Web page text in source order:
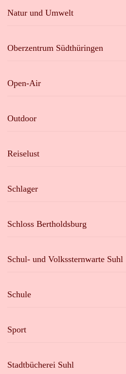
Natur und Umwelt
Oberzentrum Südthüringen
Open-Air
Outdoor
Reiselust
Schlager
Schloss Bertholdsburg
Schul- und Volkssternwarte Suhl
Schule
Sport
Stadtbücherei Suhl